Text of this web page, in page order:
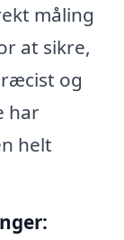
måling
at sikre,
og
har
helt